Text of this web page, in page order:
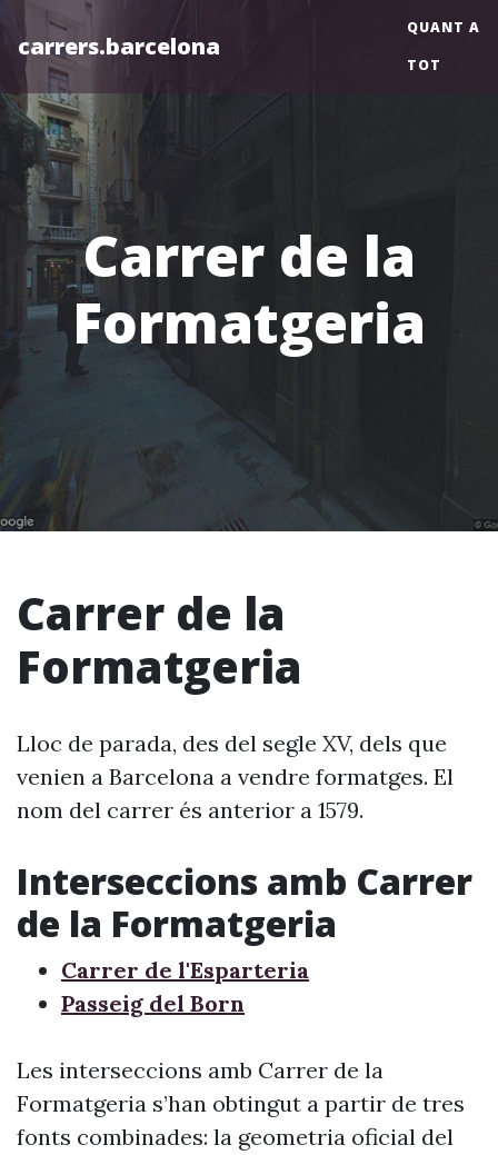
carrers.barcelona
QUANT A
TOT
Carrer de la
Formatgeria
Carrer de la
Formatgeria
Lloc de parada, des del segle XV, dels que
venien a Barcelona a vendre formatges. El
nom del carrer és anterior a 1579.
Interseccions amb Carrer
de la Formatgeria
Carrer de l'Esparteria
Passeig del Born
Les interseccions amb Carrer de la
Formatgeria s’han obtingut a partir de tres
fonts combinades: la geometria oficial del